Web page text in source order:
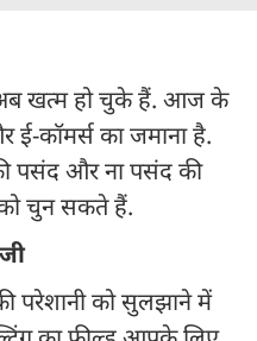
अब खत्म हो चुके हैं. आज के
ई-कॉमर्स का जमाना है.
पसंद और ना पसंद की
चुन सकते हैं.
परेशानी को सुलझाने में